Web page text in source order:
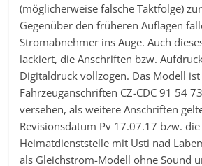
(möglicherweise falsche Taktfolge)
Gegenüber den früheren Auflagen
Stromabnehmer ins Auge. Auch
lackiert, die Anschriften bzw.
Digitaldruck vollzogen. Das Modell
Fahrzeuganschriften CZ-CDC 91 54
versehen, als weitere Anschriften
Revisionsdatum Pv 17.07.17 bzw.
Heimatdienststelle mit Usti nad
als Gleichstrom-Modell ohne Sound